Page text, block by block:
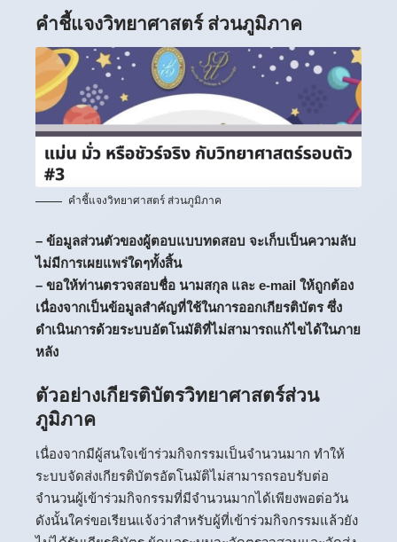
คำชี้แจงวิทยาศาสตร์ ส่วนภูมิภาค
คำชี้แจงวิทยาศาสตร์ ส่วนภูมิภาค
– ข้อมูลส่วนตัวของผู้ตอบแบบทดสอบ จะเก็บเป็นความลับ
ไม่มีการเผยแพร่ใดๆทั้งสิ้น
– ขอให้ท่านตรวจสอบชื่อ นามสกุล และ e-mail ให้ถูกต้อง
เนื่องจากเป็นข้อมูลสำคัญที่ใช้ในการออกเกียรติบัตร ซึ่ง
ดำเนินการด้วยระบบอัตโนมัติที่ไม่สามารถแก้ไขได้ในภาย
หลัง
ตัวอย่างเกียรติบัตรวิทยาศาสตร์ส่วน
ภูมิภาค
เนื่องจากมีผู้สนใจเข้าร่วมกิจกรรมเป็นจำนวนมาก ทำให้
ระบบจัดส่งเกียรติบัตรอัตโนมัติไม่สามารถรอบรับต่อ
จำนวนผู้เข้าร่วมกิจกรรมที่มีจำนวนมากได้เพียงพอต่อวัน
ดังนั้นใคร่ขอเรียนแจ้งว่าสำหรับผู้ที่เข้าร่วมกิจกรรมแล้วยัง